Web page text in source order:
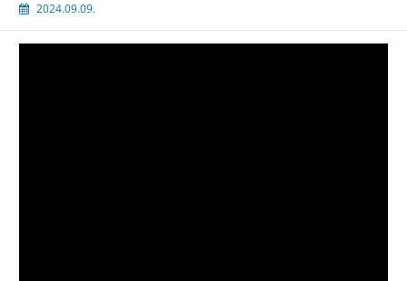
2024.09.09.